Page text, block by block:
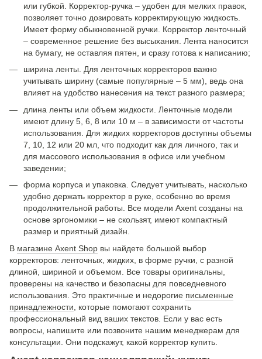
или губкой. Корректор-ручка – удобен для мелких правок,
позволяет точно дозировать корректирующую жидкость.
Имеет форму обыкновенной ручки. Корректор ленточный
– современное решение без высыхания. Лента наносится
на бумагу, не оставляя пятен, и сразу готова к написанию;
ширина ленты. Для ленточных корректоров важно
учитывать ширину (самые популярные – 5 мм), ведь она
влияет на удобство нанесения на текст разного размера;
длина ленты или объем жидкости. Ленточные модели
имеют длину 5, 6, 8 или 10 м – в зависимости от частоты
использования. Для жидких корректоров доступны объемы
7, 10, 12 или 20 мл, что подходит как для личного, так и
для массового использования в офисе или учебном
заведении;
форма корпуса и упаковка. Следует учитывать, насколько
удобно держать корректор в руке, особенно во время
продолжительной работы. Все модели Axent созданы на
основе эргономики – не скользят, имеют компактный
размер и приятный дизайн.
В магазине Axent Shop вы найдете большой выбор
корректоров: ленточных, жидких, в форме ручки, с разной
длиной, шириной и объемом. Все товары оригинальны,
проверены на качество и безопасны для повседневного
использования. Это практичные и недорогие письменные
принадлежности , которые помогают сохранить
профессиональный вид ваших текстов. Если у вас есть
вопросы, напишите или позвоните нашим менеджерам для
консультации. Они подскажут, какой корректор купить.